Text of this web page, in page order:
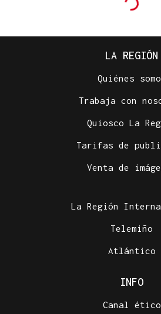
LA REGIÓN
Quiénes
Trabaja con
Quiosco La
Tarifas de
Venta de
La Región
Telemiño
Atlántico
INFO
Canal ético